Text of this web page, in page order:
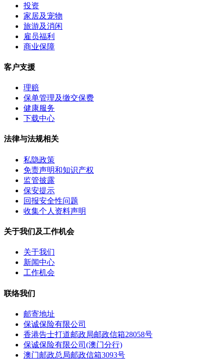
投资
家居及宠物
旅游及消闲
雇员福利
商业保障
客户支援
理赔
保单管理及缴交保费
健康服务
下载中心
法律与法规相关
私隐政策
免责声明和知识产权
监管披露
保安提示
回报安全性问题
收集个人资料声明
关于我们及工作机会
关于我们
新闻中心
工作机会
联络我们
邮寄地址
保诚保险有限公司
香港告士打道邮政局邮政信箱28058号
保诚保险有限公司(澳门分行)
澳门邮政总局邮政信箱3093号